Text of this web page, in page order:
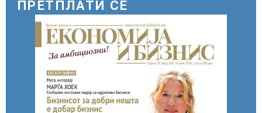
ПРЕТПЛАТИ СЕ